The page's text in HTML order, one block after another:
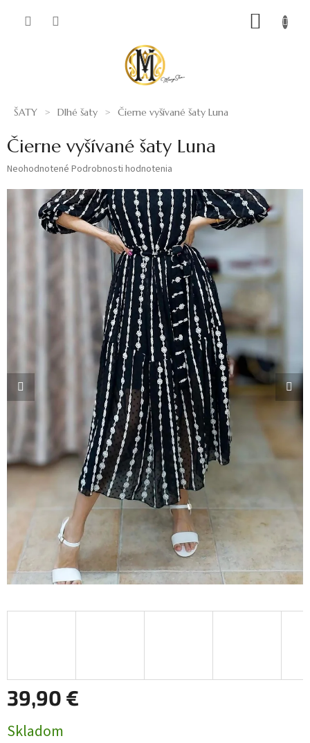
ŠATY Dlhé šaty Čierne vyšívané šaty Luna
Čierne vyšívané šaty Luna
Priemerné
hviezdičiek.
Neohodnotené Podrobnosti hodnotenia
39,90 €
cena:
Skladom